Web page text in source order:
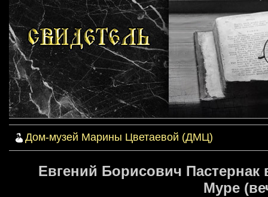
Дом-музей Марины Цветаевой (ДМЦ)
Евгений Борисович
Муре